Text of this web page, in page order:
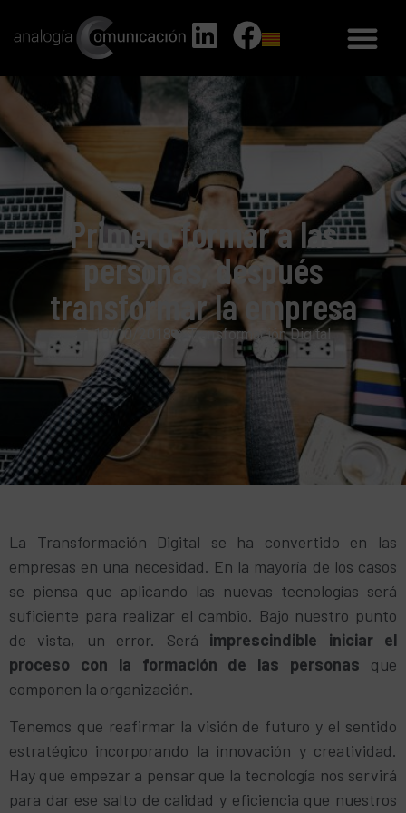
Primero formar a las
personas, después
transformar la empresa
10/10/2018 Transformación Digital
La Transformación Digital se ha convertido en las
empresas en una necesidad. En la mayoría de los casos
se piensa que aplicando las nuevas tecnologías será
suficiente para realizar el cambio. Bajo nuestro punto
de vista, un error. Será imprescindible iniciar el
proceso con la formación de las personas que
componen la organización.
Tenemos que reafirmar la visión de futuro y el sentido
estratégico incorporando la innovación y creatividad.
Hay que empezar a pensar que la tecnología nos servirá
para dar ese salto de calidad y eficiencia que nuestros